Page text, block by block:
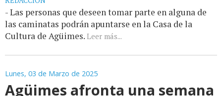
- Las personas que deseen tomar parte en alguna de
las caminatas podrán apuntarse en la Casa de la
Cultura de Agüimes. Leer más...
Lunes, 03 de Marzo de 2025
Agüimes afronta una semana